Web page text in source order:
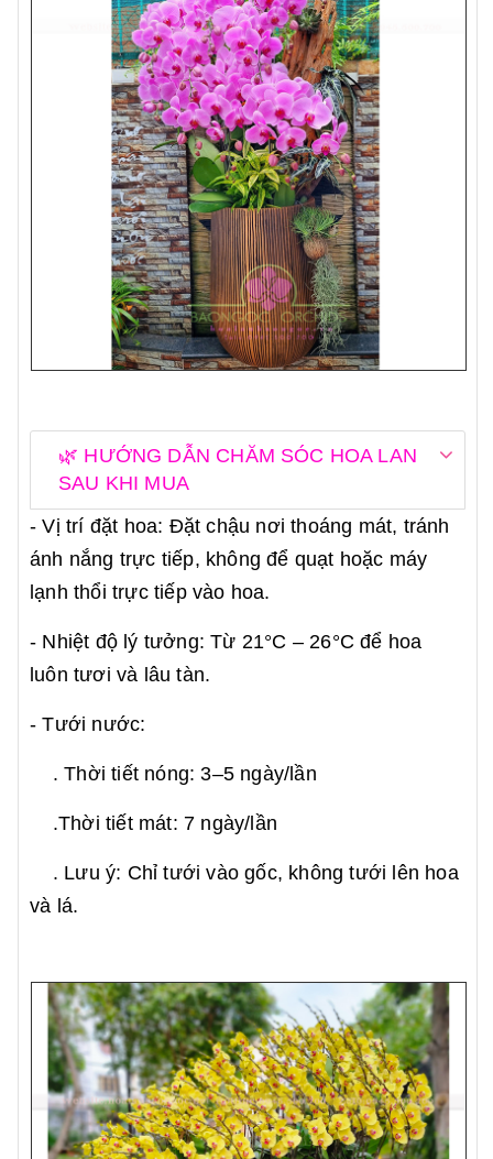
🌿 HƯỚNG DẪN CHĂM SÓC HOA LAN
SAU KHI MUA
- Vị trí đặt hoa: Đặt chậu nơi thoáng mát, tránh
ánh nắng trực tiếp, không để quạt hoặc máy
lạnh thổi trực tiếp vào hoa.
- Nhiệt độ lý tưởng: Từ 21°C – 26°C để hoa
luôn tươi và lâu tàn.
- Tưới nước:
. Thời tiết nóng: 3–5 ngày/lần
.Thời tiết mát: 7 ngày/lần
. Lưu ý: Chỉ tưới vào gốc, không tưới lên hoa
và lá.